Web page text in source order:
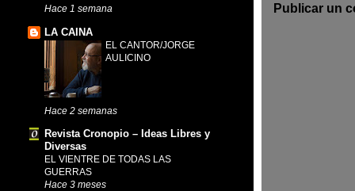
Publicar un
Hace 1 semana
LA CAINA
EL CANTOR/JORGE
AULICINO
Hace 2 semanas
Revista Cronopio – Ideas Libres y
Diversas
EL VIENTRE DE TODAS LAS
GUERRAS
Hace 3 meses